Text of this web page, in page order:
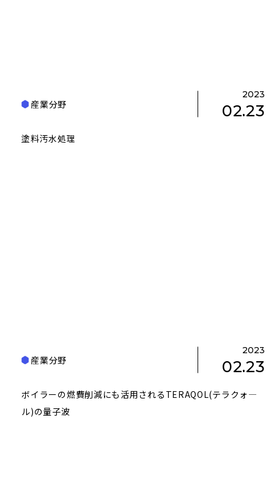
産業分野
2023
02.23
塗料汚水処理
産業分野
2023
02.23
ボイラーの燃費削減にも活用されるTERAQOL(テラクォ―
ル)の量子波